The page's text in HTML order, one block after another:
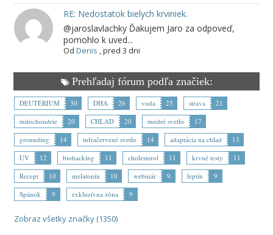
RE: Nedostatok bielych krviniek.
@jaroslavlachky Ďakujem Jaro za odpoveď,
pomohlo k uved...
Od Denis ,pred 3 dni
Prehľadaj fórum podľa značiek:
DEUTÉRIUM 30 DHA 26 voda 25 strava
21
mitochondrie
20 CHLAD 20 modré svetlo
17
grounding
14 infračervené svetlo 14 adaptácia na chlad
13
UV
12 biohacking 11 cholesterol 11 krvné testy
11
Recept
10 melatonín 10 webinár 9 leptín
9
Spánok
9 exkluzívna zóna 9
Zobraz všetky značky (1350)